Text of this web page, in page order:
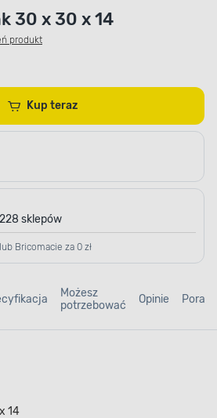
30 x 30 x 14
produkt
Kup teraz
sklepów
Bricomacie za 0 zł
Możesz
potrzebować
Opinie Porady
14